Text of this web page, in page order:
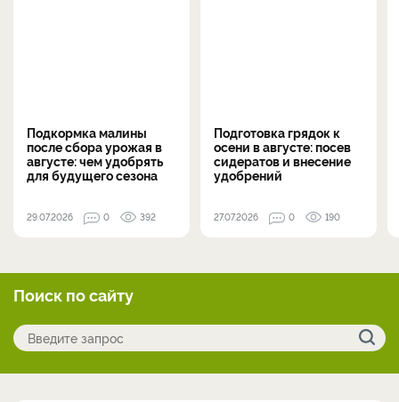
Подкормка малины
после сбора урожая в
августе: чем удобрять
для будущего сезона
29.07.2026 0 392
Подготовка грядок к
осени в августе: посев
сидератов и внесение
удобрений
27.07.2026 0 190
Поиск по сайту